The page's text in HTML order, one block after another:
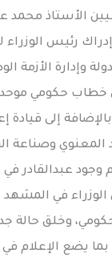
الأستاذ محمد
رئيس الوزراء
وإدارة الأزمة
خطاب حكومي
إلى قيادة
وصناعة
عبدالقادر في
في
وخلق حالة
بما يضع الإعلام